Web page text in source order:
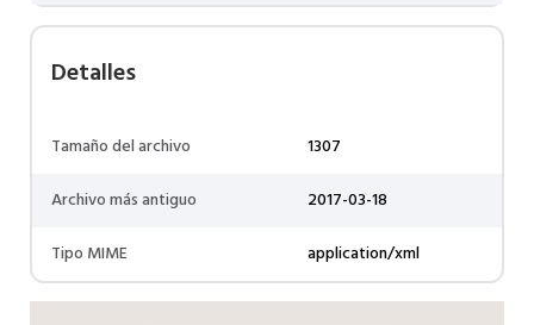
Detalles
Tamaño del archivo
1307
Archivo más antiguo
2017-03-18
Tipo MIME
application/xml